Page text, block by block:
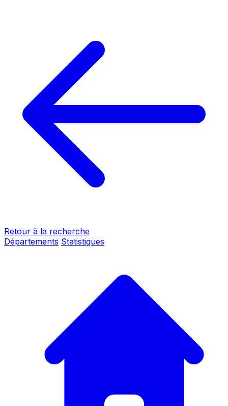
Retour à la recherche
Départements Statistiques